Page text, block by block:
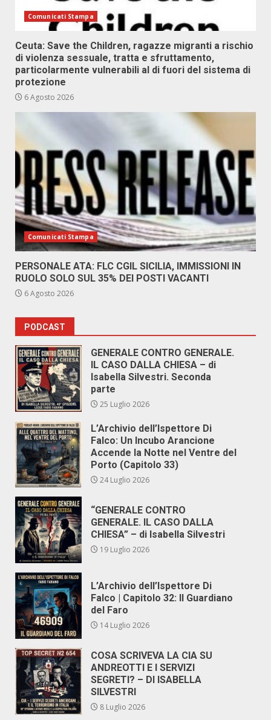
Comunicati Stampa
Ceuta: Save the Children, ragazze migranti a rischio
di violenza sessuale, tratta e sfruttamento,
particolarmente vulnerabili al di fuori del sistema di
protezione
6 Agosto 2026
Comunicati Stampa
PERSONALE ATA: FLC CGIL SICILIA, IMMISSIONI IN
RUOLO SOLO SUL 35% DEI POSTI VACANTI
6 Agosto 2026
PODCAST
GENERALE CONTRO GENERALE.
IL CASO DALLA CHIESA – di
Isabella Silvestri. Seconda
parte
25 Luglio 2026
L’Archivio dell’Ispettore Di
Falco: Un Incubo Arancione
Accende la Notte nel Ventre del
Porto (Capitolo 33)
24 Luglio 2026
“GENERALE CONTRO
GENERALE. IL CASO DALLA
CHIESA” – di Isabella Silvestri
19 Luglio 2026
L’Archivio dell’Ispettore Di
Falco | Capitolo 32: Il Guardiano
del Faro
14 Luglio 2026
COSA SCRIVEVA LA CIA SU
ANDREOTTI E I SERVIZI
SEGRETI? – DI ISABELLA
SILVESTRI
8 Luglio 2026